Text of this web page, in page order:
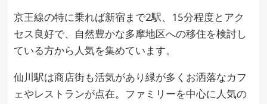
京王線の特に乗れば新宿まで2駅、15分程度とアク
セス良好で、自然豊かな多摩地区への移住を検討し
ている方から人気を集めています。
仙川駅は商店街も活気があり緑が多くお洒落なカフ
ェやレストランが点在。ファミリーを中心に人気の